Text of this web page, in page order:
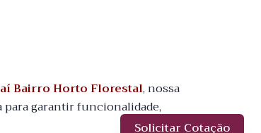
Bairro Horto Florestal, nossa
para garantir funcionalidade,
Solicitar Cotação